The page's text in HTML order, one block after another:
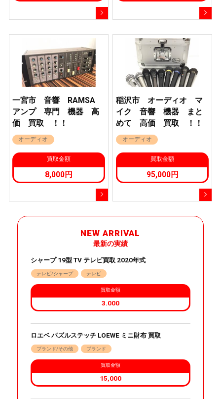
一宮市 音響 RAMSA
アンプ 専門 機器 高
価 買取 ！！
オーディオ
買取金額
8,000円
稲沢市 オーディオ マ
イク 音響 機器 まと
めて 高価 買取 ！！
オーディオ
買取金額
95,000円
NEW ARRIVAL
最新の実績
シャープ 19型 TV テレビ買取 2020年式
テレビ/シャープ テレビ
買取金額
3.000
ロエベ パズルステッチ LOEWE ミニ財布 買取
ブランド/その他 ブランド
買取金額
15,000